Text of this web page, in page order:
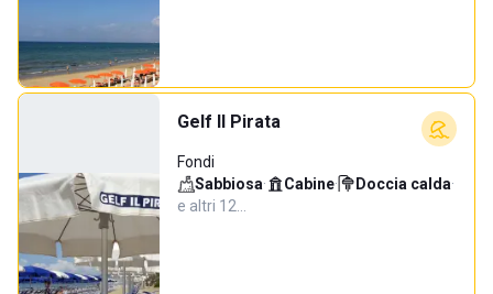
Gelf Il Pirata
Fondi
Sabbiosa· Cabine· Doccia calda·
e altri 12…